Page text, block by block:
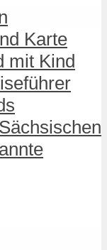
Karte
mit Kind